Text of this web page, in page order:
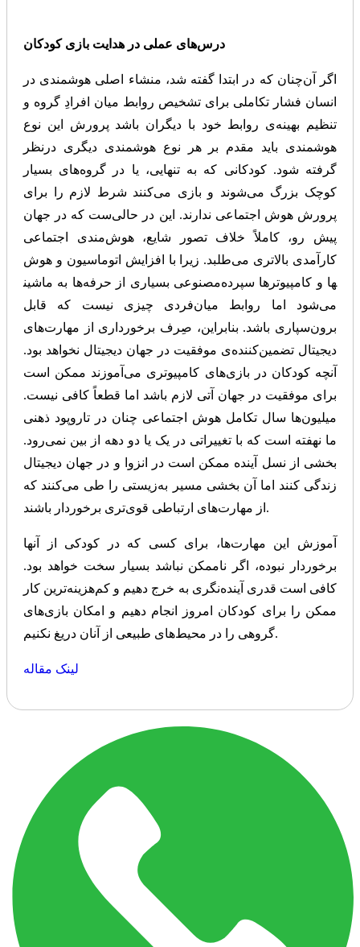
درس‌های عملی در هدایت بازی کودکان
اگر آن‌چنان که در ابتدا گفته شد، منشاء اصلی هوشمندی در
انسان فشار تکاملی برای تشخیص روابط میان افرادِ گروه و
تنظیم بهینه‌ی روابط خود با دیگران باشد پرورش این نوع
هوشمندی باید مقدم بر هر نوع هوشمندی دیگری درنظر
گرفته شود. کودکانی که به تنهایی، یا در گروه‌های بسیار
کوچک بزرگ می‌شوند و بازی می‌کنند شرط لازم را برای
پرورش هوش اجتماعی ندارند. این در حالی‌ست که در جهان
پیش رو، کاملاً خلاف تصور شایع، هوش‌مندی اجتماعی
کارآمدی بالاتری می‌طلبد. زیرا با افزایش اتوماسیون و هوش
مصنوعی بسیاری از حرفه‌ها به ماشین‎ها و کامپیوترها سپرده
می‌شود اما روابط میان‌فردی چیزی نیست که قابل
برون‌سپاری باشد. بنابراین، صِرف برخورداری از مهارت‌های
دیجیتال تضمین‌کننده‌ی موفقیت در جهان دیجیتال نخواهد بود.
آنچه کودکان در بازی‌های کامپیوتری می‌آموزند ممکن است
برای موفقیت در جهان آتی لازم باشد اما قطعاً کافی نیست.
میلیون‌ها سال تکامل هوش اجتماعی چنان در تاروپود ذهنی
ما نهفته است که با تغییراتی در یک یا دو دهه از بین نمی‌رود.
بخشی از نسل آینده ممکن است در انزوا و در جهان دیجیتال
زندگی کنند اما آن بخشی مسیر به‌زیستی را طی می‌کنند که
از مهارت‌های ارتباطی قوی‌تری برخوردار باشند.
آموزش این مهارت‌ها، برای کسی که در کودکی از آنها
برخوردار نبوده، اگر ناممکن نباشد بسیار سخت خواهد بود.
کافی است قدری آینده‌نگری به خرج دهیم و کم‌هزینه‌ترین کار
ممکن را برای کودکان امروز انجام دهیم و امکان بازی‌های
گروهی را در محیط‌های طبیعی از آنان دریغ نکنیم.
لینک مقاله